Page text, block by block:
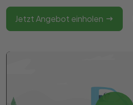
Jetzt Angebot einholen